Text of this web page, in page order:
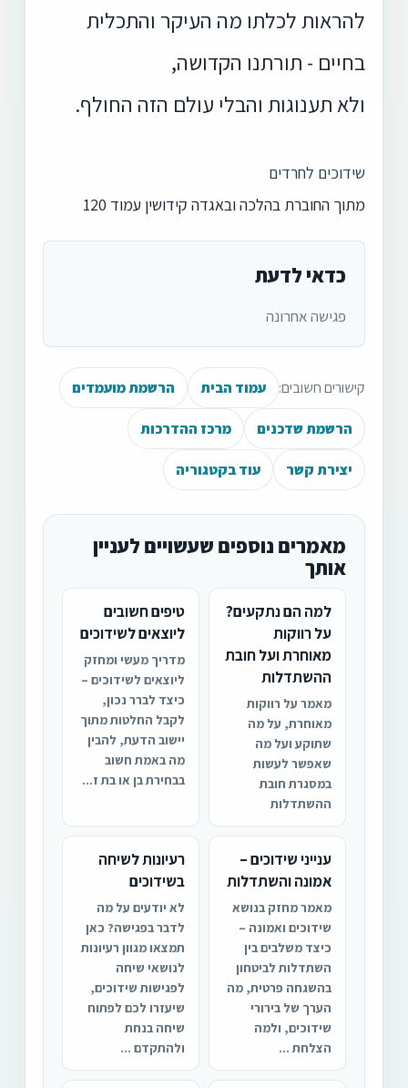
להראות לכלתו מה העיקר והתכלית
בחיים - תורתנו הקדושה,
ולא תענוגות והבלי עולם הזה החולף.
שידוכים לחרדים
מתוך החוברת בהלכה ובאגדה קידושין עמוד 120
כדאי לדעת
פגישה אחרונה
קישורים חשובים: עמוד הבית הרשמת מועמדים
הרשמת שדכנים מרכז ההדרכות
יצירת קשר עוד בקטגוריה
מאמרים נוספים שעשויים לעניין
אותך
למה הם נתקעים?
על רווקות
מאוחרת ועל חובת
ההשתדלות
מאמר על רווקות
מאוחרת, על מה
שתוקע ועל מה
שאפשר לעשות
במסגרת חובת
ההשתדלות
טיפים חשובים
ליוצאים לשידוכים
מדריך מעשי ומחזק
ליוצאים לשידוכים –
כיצד לברר נכון,
לקבל החלטות מתוך
יישוב הדעת, להבין
מה באמת חשוב
בבחירת בן או בת ז...
ענייני שידוכים –
אמונה והשתדלות
מאמר מחזק בנושא
שידוכים ואמונה –
כיצד משלבים בין
השתדלות לביטחון
בהשגחה פרטית, מה
הערך של בירורי
שידוכים, ולמה
הצלחת ...
רעיונות לשיחה
בשידוכים
לא יודעים על מה
לדבר בפגישה? כאן
תמצאו מגוון רעיונות
לנושאי שיחה
לפגישות שידוכים,
שיעזרו לכם לפתוח
שיחה בנחת
ולהתקדם ...